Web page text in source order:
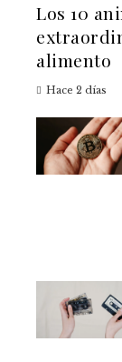
Los 10
alimento
Hace 2 días